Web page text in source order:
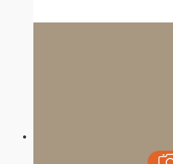
osudu - pohodový šefík Meďo,